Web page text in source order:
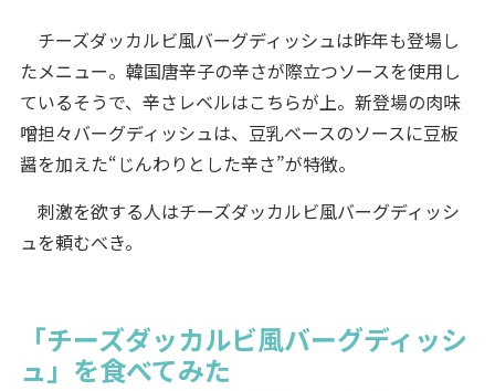
チーズダッカルビ風バーグディッシュは昨年も登場し
たメニュー。韓国唐辛子の辛さが際立つソースを使用し
ているそうで、辛さレベルはこちらが上。新登場の肉味
噌担々バーグディッシュは、豆乳ベースのソースに豆板
醤を加えた“じんわりとした辛さ”が特徴。
刺激を欲する人はチーズダッカルビ風バーグディッシ
ュを頼むべき。
「チーズダッカルビ風バーグディッシ
ュ」を食べてみた